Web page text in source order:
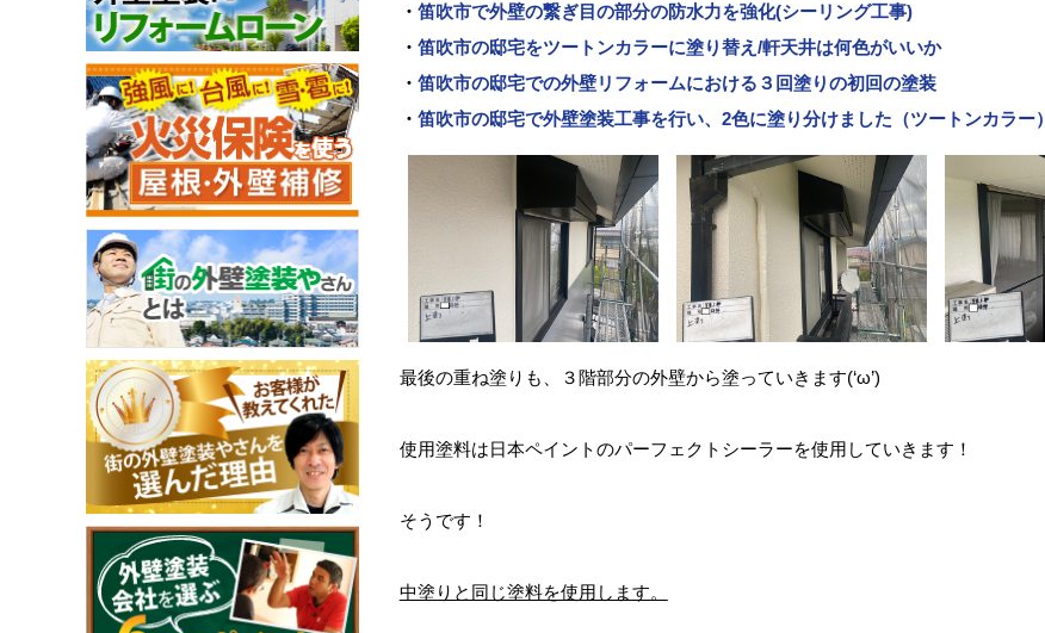
・ 笛吹市で外壁の繋ぎ目の部分の防水力を強化(シーリング工事)
・ 笛吹市の邸宅をツートンカラーに塗り替え/軒天井は何色がいいか
・ 笛吹市の邸宅での外壁リフォームにおける３回塗りの初回の塗装
・ 笛吹市の邸宅で外壁塗装工事を行い、2色に塗り分けました（ツートンカラー）
最後の重ね塗りも、３階部分の外壁から塗っていきます(‘ω’)
使用塗料は日本ペイントのパーフェクトシーラーを使用していきます！
そうです！
中塗りと同じ塗料を使用します。